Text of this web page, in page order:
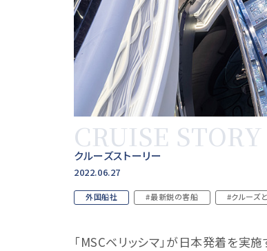
CRUISE STORY
クルーズストーリー
2022.06.27
外国船社 #最新鋭の客船 #クルーズ
「MSCベリッシマ」が日本発着を実